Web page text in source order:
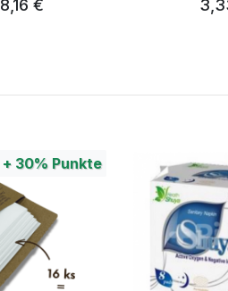
8,16 €
+ 30%Punkte